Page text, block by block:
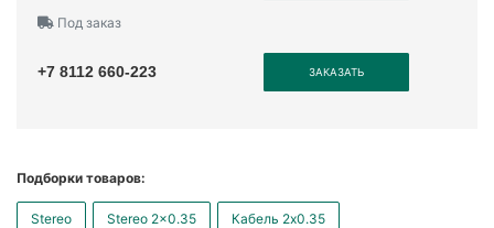
Под заказ
+7 8112 660-223 ЗАКАЗАТЬ
Подборки товаров:
Stereo Stereo 2x0.35 Кабель 2x0.35